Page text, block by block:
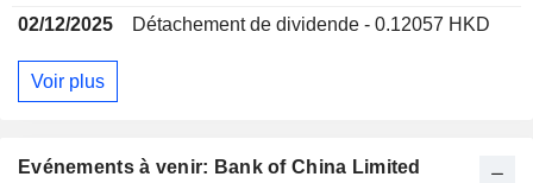
02/12/2025
Détachement de dividende - 0.12057 HKD
Voir plus
Evénements à venir: Bank of China Limited